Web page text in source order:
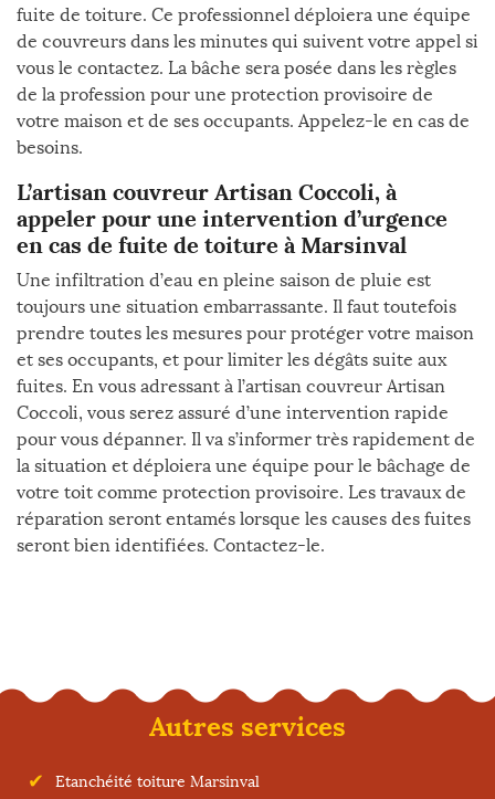
fuite de toiture. Ce professionnel déploiera une équipe
de couvreurs dans les minutes qui suivent votre appel si
vous le contactez. La bâche sera posée dans les règles
de la profession pour une protection provisoire de
votre maison et de ses occupants. Appelez-le en cas de
besoins.
L’artisan couvreur Artisan Coccoli, à
appeler pour une intervention d’urgence
en cas de fuite de toiture à Marsinval
Une infiltration d’eau en pleine saison de pluie est
toujours une situation embarrassante. Il faut toutefois
prendre toutes les mesures pour protéger votre maison
et ses occupants, et pour limiter les dégâts suite aux
fuites. En vous adressant à l’artisan couvreur Artisan
Coccoli, vous serez assuré d’une intervention rapide
pour vous dépanner. Il va s’informer très rapidement de
la situation et déploiera une équipe pour le bâchage de
votre toit comme protection provisoire. Les travaux de
réparation seront entamés lorsque les causes des fuites
seront bien identifiées. Contactez-le.
Autres services
Etanchéité toiture Marsinval